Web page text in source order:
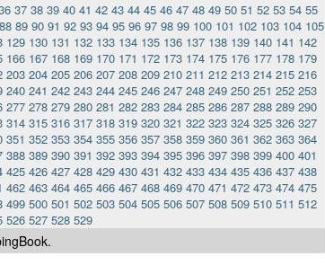
37 38 39 40 41 42 43 44 45 46 47 48 49 50 51 52 53 54 55
88 89 90 91 92 93 94 95 96 97 98 99 100 101 102 103 104 105
129 130 131 132 133 134 135 136 137 138 139 140 141 142
166 167 168 169 170 171 172 173 174 175 176 177 178 179
203 204 205 206 207 208 209 210 211 212 213 214 215 216
240 241 242 243 244 245 246 247 248 249 250 251 252 253
277 278 279 280 281 282 283 284 285 286 287 288 289 290
314 315 316 317 318 319 320 321 322 323 324 325 326 327
351 352 353 354 355 356 357 358 359 360 361 362 363 364
388 389 390 391 392 393 394 395 396 397 398 399 400 401
425 426 427 428 429 430 431 432 433 434 435 436 437 438
462 463 464 465 466 467 468 469 470 471 472 473 474 475
499 500 501 502 503 504 505 506 507 508 509 510 511 512
526 527 528 529